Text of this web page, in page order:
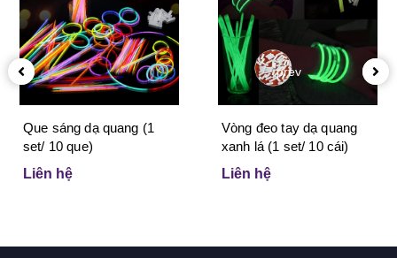
Que sáng dạ quang (1
set/ 10 que)
Liên hệ
Vòng đeo tay dạ quang
xanh lá (1 set/ 10 cái)
Liên hệ
prev